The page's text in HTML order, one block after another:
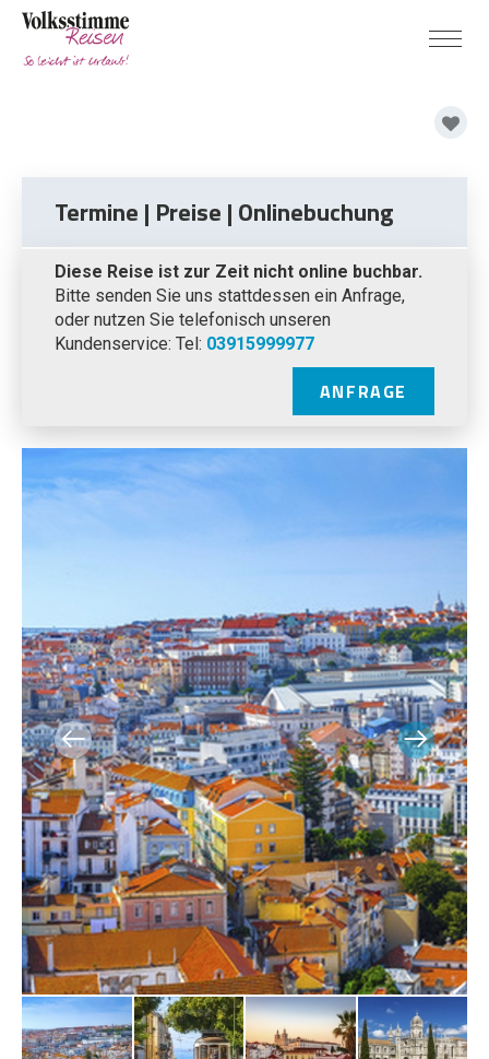
Termine | Preise | Onlinebuchung
Diese Reise ist zur Zeit nicht online buchbar.
Bitte senden Sie uns stattdessen ein Anfrage,
oder nutzen Sie telefonisch unseren
Kundenservice: Tel: 03915999977
ANFRAGE